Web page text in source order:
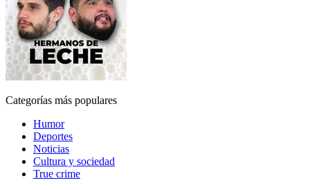
Categorías más populares
Humor
Deportes
Noticias
Cultura y sociedad
True crime